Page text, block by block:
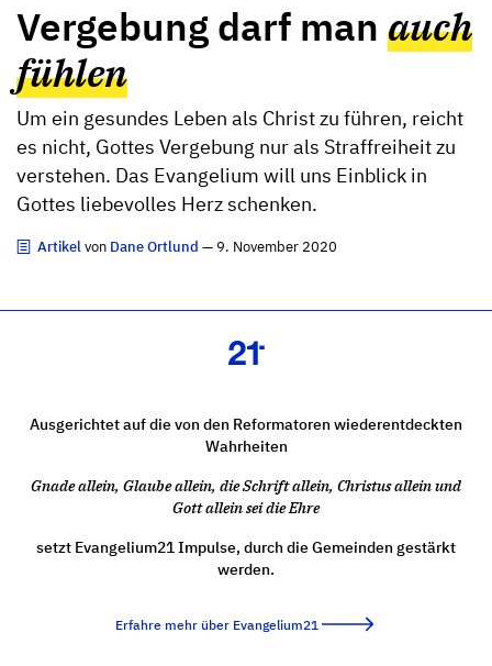
Vergebung darf man auch
fühlen
Um ein gesundes Leben als Christ zu führen, reicht
es nicht, Gottes Vergebung nur als Straffreiheit zu
verstehen. Das Evangelium will uns Einblick in
Gottes liebevolles Herz schenken.
Artikelvon Dane Ortlund — 9. November 2020
Ausgerichtet auf die von den Reformatoren wiederentdeckten
Wahrheiten
Gnade allein, Glaube allein, die Schrift allein, Christus allein und
Gott allein sei die Ehre
setzt Evangelium21 Impulse, durch die Gemeinden gestärkt
werden.
Erfahre mehr über Evangelium21